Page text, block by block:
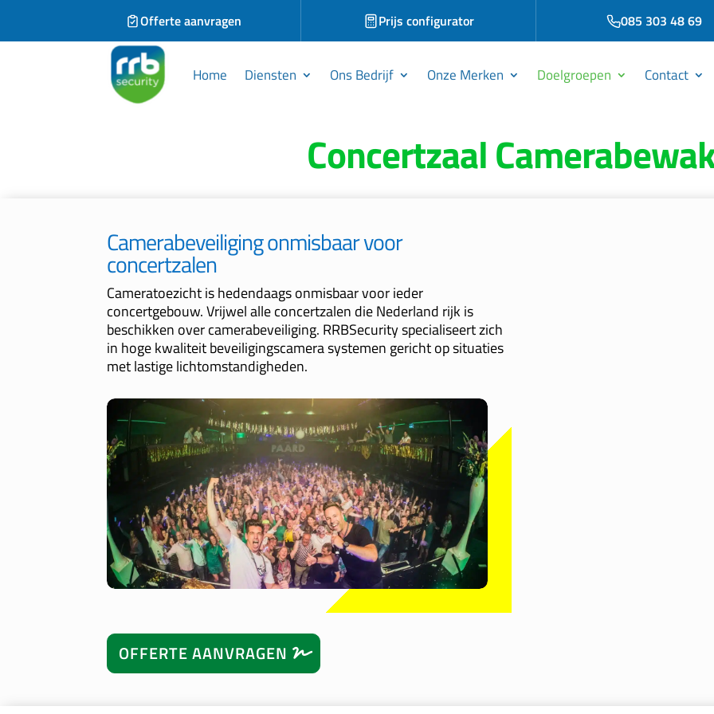
Offerte aanvragen Prijs configurator 085 303 48 69
Home Diensten Ons Bedrijf Onze Merken Doelgroepen Contact
Concertzaal
Camerabeveiliging onmisbaar voor
concertzalen
Cameratoezicht is hedendaags onmisbaar voor ieder
concertgebouw.Vrijwel alle concertzalen die Nederland rijk is
beschikken over camerabeveiliging. RRBSecurity specialiseert zich
in hoge kwaliteit beveiligingscamera systemen gericht op situaties
met lastige lichtomstandigheden.
OFFERTE AANVRAGEN